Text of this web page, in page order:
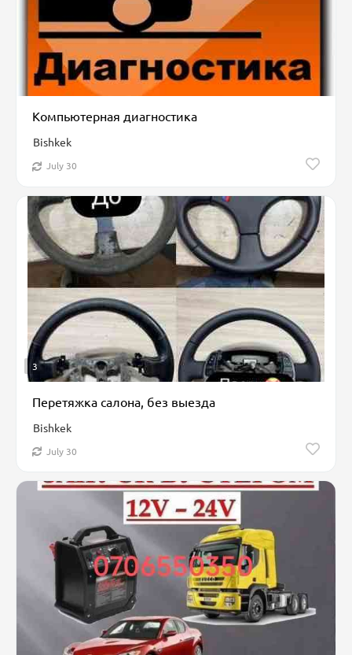
Компьютерная диагностика
Bishkek
July 30
3
Перетяжка салона, без выезда
Bishkek
July 30